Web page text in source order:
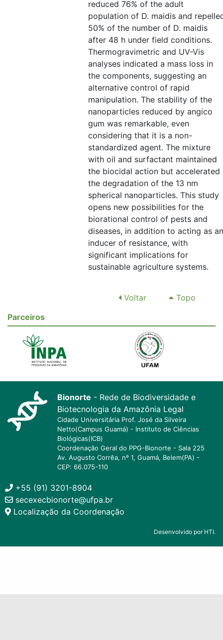
reduced 76% of the adult
population of D. maidis and
50% of the number of D. maidis
after 48 h under field conditions.
Thermogravimetric and UV-Vis
analyses indicated a mass loss in
the components, suggesting an
alternative control of rapid
manipulation. The stability of the
nanoparticles reduced by angico
gum was remarkable, even
considering that it is a non-
standardized agent. The mixture
with oil and surfactant maintained
the biocidal action but accelerated
the degradation of the 13 nm
spherical nanoparticles. This study
opens new possibilities for the
biorational control of pests and
diseases, in addition to acting as an
inducer of resistance, with
significant implications for
sustainable agriculture systems.
Voltar
Topo
Parceiros
Bionorte - Rede de Biodiversidade e
Biotecnologia da Amazônia Legal
Cidade Universitária Prof. José da Silveira
Netto(Campus Guamá) - Instituto de Ciências
Biológicas(ICB)
Coordenação Geral do PPG-Bionorte - Sala 225
Av. Augusto Corrêa, nº 1, Guamá, Belem(PA) -
CEP: 66.075-110
+55 (91) 3201-8904
secexecbionorte@ufpa.br
Localização da Coordenação
Desenvolvido por HTI.